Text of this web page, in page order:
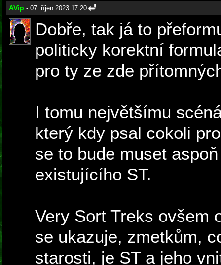
AVip - 07. říjen 2023 17:20
Dobře, tak já to
politicky korektní
pro ty ze zde
I tomu největšímu
který kdy psal cokoli
se to bude muset
existujícího ST.
Very Sort Treks ovšem
se ukazuje, zmetkům,
starosti, je ST a jeho